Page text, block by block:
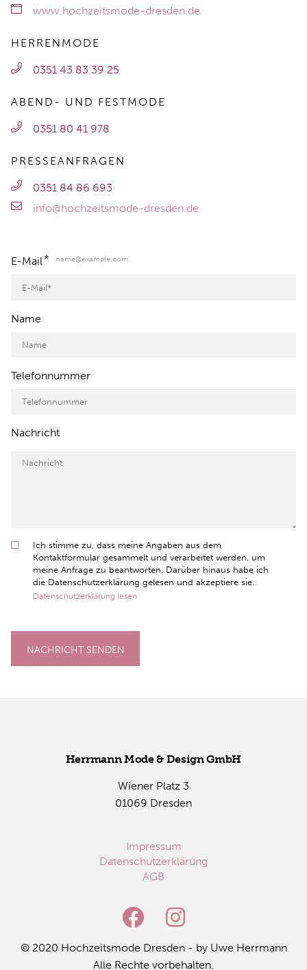
www.hochzeitsmode-dresden.de
HERRENMODE
0351 43 83 39 25
ABEND- UND FESTMODE
0351 80 41 978
PRESSEANFRAGEN
0351 84 86 693
info@hochzeitsmode-dresden.de
E-Mail* name@example.com
Name
Telefonnummer
Nachricht
Ich stimme zu, dass meine Angaben aus dem
Kontaktformular gesammelt und verarbeitet werden, um
meine Anfrage zu beantworten. Darüber hinaus habe ich
die Datenschutzerklärung gelesen und akzeptiere sie.
Datenschutzerklärung lesen
NACHRICHT SENDEN
Herr­mann Mode & De­sign GmbH
Wie­ner Platz 3
01069 Dres­den
Impressum
Datenschutzerklärung
AGB
© 2020 Hoch­zeits­mo­de Dres­den - by Uwe Herr­mann
Alle Rech­te vor­be­hal­ten.